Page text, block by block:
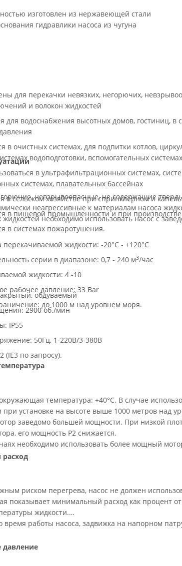
изготовлен из нержавеющей стали
гидравлики насоса из чугуна
для перекачки невязких, негорючих,
и волокон жидкостей
для водоснабжения высотных домов, гостиниц, в
в очистных системах, для подпитки котлов,
водоподготовки, вспомогательных
в ультрафильтрационных системах,
системах, плавательных бассейнах
в сельском хозяйстве при спринклерном и
в пищевой промышленности и при производстве
в системах пожаротушения.
невзрывоопасные, не содержащие
неагрессивные к материалам насоса
жидкостей необходимо использовать насос с
перекачиваемой жидкости: -20°С - +120°С
серии в диапазоне: 0,7 - 240 м3/час
жидкости: 4 -10
рабочее давление: 33 Bar
до 1000 м над уровнем моря.
обдуваемый
2900 об./мин
IP55
50Гц, 1-220B/3-380B
(IE3 по запросу).
температура: +40°С. В случае
установке на высоте выше 1000 метров над
заведомо большей мощности. При низкой
его мощность P2 снижается.
необходимо использовать более мощный
риском перегрева, насос не должен
показывает минимальный расход как процент
жидкости.
работы насоса, задвижка на напорном